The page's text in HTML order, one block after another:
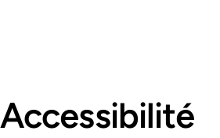
Accessibilité